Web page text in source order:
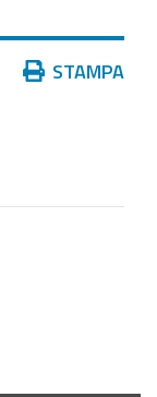
STAMPA